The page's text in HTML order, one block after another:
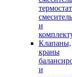
и
Клапаны,
краны
и